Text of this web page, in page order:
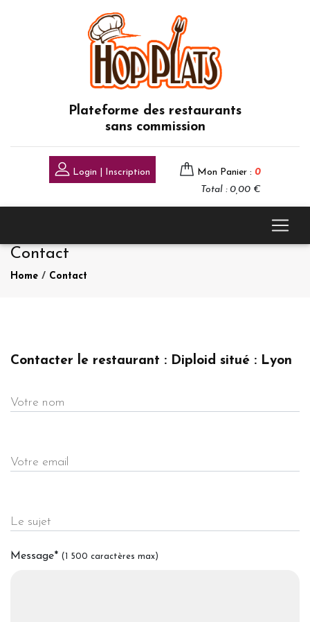
Plateforme des restaurants
sans commission
Login | Inscription Mon Panier : 0
Total : 0,00 €
Contact
Home / Contact
Contacter le restaurant : Diploid situé : Lyon
Votre nom
Votre email
Le sujet
Message* (1 500 caractères max)